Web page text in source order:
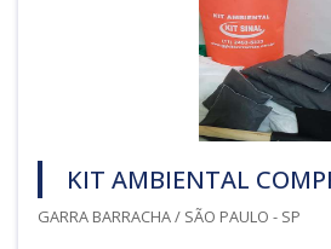
KIT AMBIENTAL
GARRA BARRACHA / SÃO PAULO - SP